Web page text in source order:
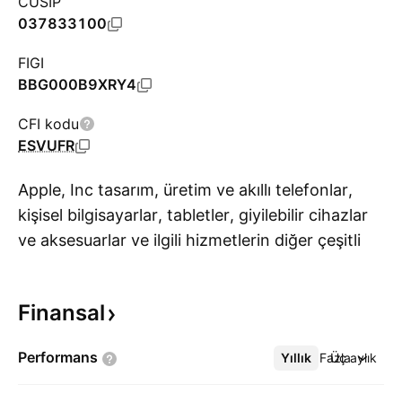
037833100
FIGI
BBG000B9XRY4
CFI kodu
ESVUFR
Apple, Inc tasarım, üretim ve akıllı telefonlar,
kişisel bilgisayarlar, tabletler, giyilebilir cihazlar
ve aksesuarlar ve ilgili hizmetlerin diğer çeşitli
Japonya ve Asya Pasifik'in Geri Kalanı. Amerika
Avrupa segmenti Avrupa ülkelerinin yanı sıra
Finansal
Performans Yıllık Üç aylık
Daha Fazla